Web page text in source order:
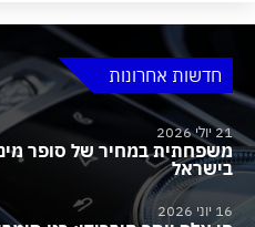
חדשות אחרונות
21 יולי 2026
בישראל
16 יוני 2026